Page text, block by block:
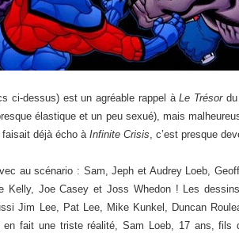
ci-dessus) est un agréable rappel àLe Trésordu
élastique et un peu sexué), mais
faisait déjà écho à Infinite Crisis, c’est presque
au scénario : Sam, Jeph et Audrey Loeb,
Kelly, Joe Casey et Joss Whedon ! Les
Jim Lee, Pat Lee, Mike Kunkel, Duncan
en fait une triste réalité, Sam Loeb, 17 ans,